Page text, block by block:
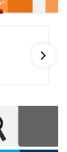
Kitas